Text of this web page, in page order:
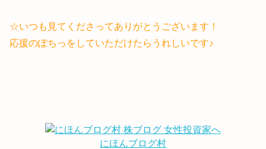
☆いつも見てくださってありがとうございます！
応援のぽちっをしていただけたらうれしいです♪
にほんブログ村